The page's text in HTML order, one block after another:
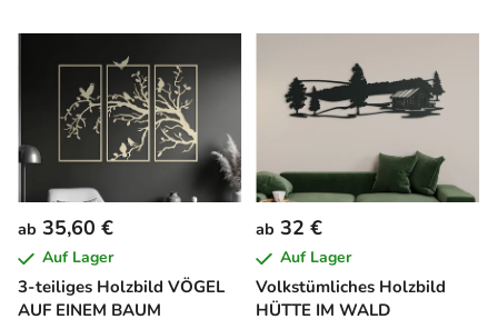
3-teiliges Holzbild VÖGEL
AUF EINEM BAUM
ab 35,60 €
Auf Lager
Volkstümliches Holzbild
HÜTTE IM WALD
ab 32 €
Auf Lager